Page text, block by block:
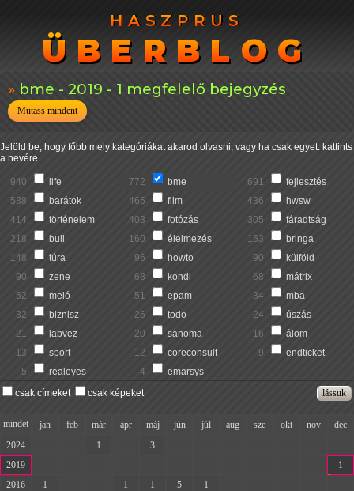
HASZPRUS
ÜBERBLOG
HASZPRUS
ÜBERBLOG
bme - 2019 - 1 megfelelő bejegyzés
Mutass mindent
Jelöld be, hogy főbb mely kategóriákat akarod olvasni, vagy ha csak egyet: kattints
a nevére.
940 life 772 bme 691
fejlesztés
538
barátok 465 film 436
hwsw
414
történelem 403 fotózás 305
fáradtság
218
buli 160 élelmezés 153
bringa
148
túra 96 howto 90
külföld
90
zene 68 kondi 68
mátrix
52
meló 51 epam 34
mba
32
biznisz 26 todo 24
úszás
21
labvez 20 sanoma 16
álom
13
sport 12 coreconsult 9
endticket
5
realeyes 4
emarsys
csak címeket
csak képeket
mindet jan feb már ápr máj jún júl aug sze okt nov
dec
2024
1 3
2019
1
2016
1 1 1 5 1